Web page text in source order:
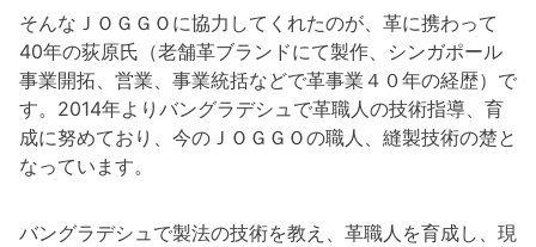
そんなＪＯＧＧＯに協力してくれたのが、革に携わって
40年の荻原氏（老舗革ブランドにて製作、シンガポール
事業開拓、営業、事業統括などで革事業４０年の経歴）で
す。2014年よりバングラデシュで革職人の技術指導、育
成に努めており、今のＪＯＧＧＯの職人、縫製技術の楚と
なっています。
バングラデシュで製法の技術を教え、革職人を育成し、現